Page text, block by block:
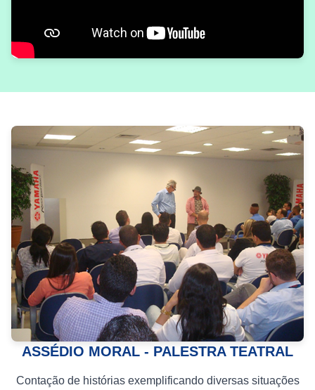
ASSÉDIO MORAL - PALESTRA TEATRAL
Contação de histórias exemplificando diversas situações